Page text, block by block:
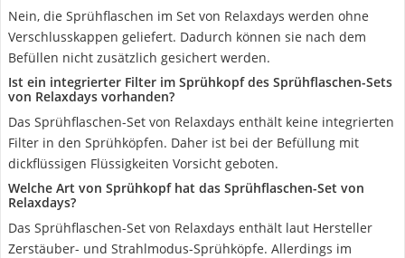
Nein, die Sprühflaschen im Set von Relaxdays werden ohne
Verschlusskappen geliefert. Dadurch können sie nach dem
Befüllen nicht zusätzlich gesichert werden.
Ist ein integrierter Filter im Sprühkopf des Sprühflaschen-Sets
von Relaxdays vorhanden?
Das Sprühflaschen-Set von Relaxdays enthält keine integrierten
Filter in den Sprühköpfen. Daher ist bei der Befüllung mit
dickflüssigen Flüssigkeiten Vorsicht geboten.
Welche Art von Sprühkopf hat das Sprühflaschen-Set von
Relaxdays?
Das Sprühflaschen-Set von Relaxdays enthält laut Hersteller
Zerstäuber- und Strahlmodus-Sprühköpfe. Allerdings im